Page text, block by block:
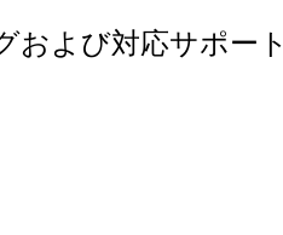
および対応サポート